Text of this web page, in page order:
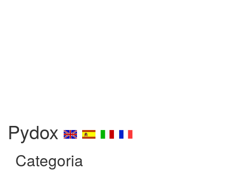
Pydox
Categoria